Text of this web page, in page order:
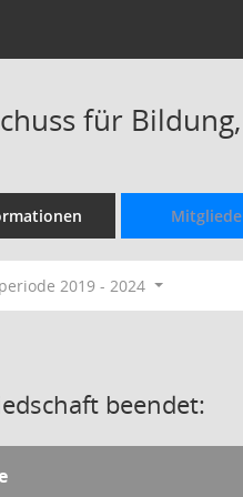
für
2019 - 2024
beendet: